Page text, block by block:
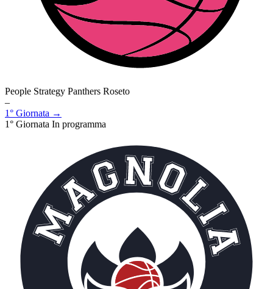
People Strategy Panthers Roseto
–
1° Giornata →
1° Giornata In programma